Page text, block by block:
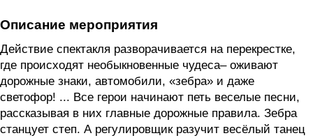
Описание мероприятия
Действие спектакля разворачивается на перекрестке,
где происходят необыкновенные чудеса– оживают
дорожные знаки, автомобили, «зебра» и даже
светофор! ... Все герои начинают петь веселые песни,
рассказывая в них главные дорожные правила. Зебра
станцует степ. А регулировщик разучит весёлый танец